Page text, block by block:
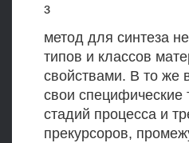
з
метод для синтеза
типов и классов
свойствами. В то же
свои специфические
стадий процесса и
прекурсоров,